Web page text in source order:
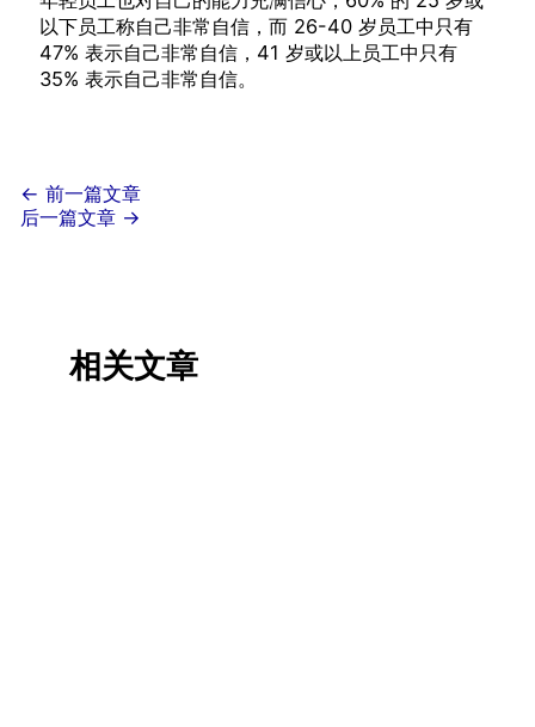
以下员工称自己非常自信，而 26-40 岁员工中只有
47% 表示自己非常自信，41 岁或以上员工中只有
35% 表示自己非常自信。
← 前一篇文章
后一篇文章 →
相关文章